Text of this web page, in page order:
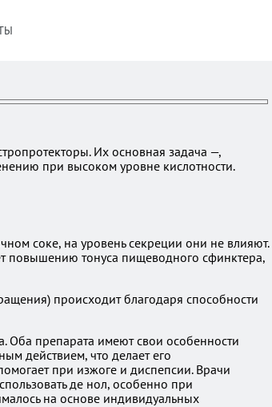
Их основная задача —,
при высоком уровне кислотности.
соке, на уровень секреции они не влияют.
повышению тонуса пищеводного сфинктера,
происходит благодаря способности
Оба препарата имеют свои особенности
действием, что делает его
при изжоге и диспепсии. Врачи
де нол, особенно при
на основе индивидуальных